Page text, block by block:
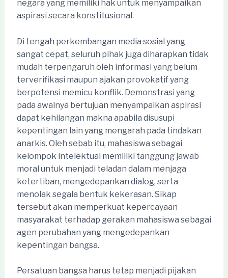
negara yang memiliki hak untuk menyampaikan
aspirasi secara konstitusional.
Di tengah perkembangan media sosial yang
sangat cepat, seluruh pihak juga diharapkan tidak
mudah terpengaruh oleh informasi yang belum
terverifikasi maupun ajakan provokatif yang
berpotensi memicu konflik. Demonstrasi yang
pada awalnya bertujuan menyampaikan aspirasi
dapat kehilangan makna apabila disusupi
kepentingan lain yang mengarah pada tindakan
anarkis. Oleh sebab itu, mahasiswa sebagai
kelompok intelektual memiliki tanggung jawab
moral untuk menjadi teladan dalam menjaga
ketertiban, mengedepankan dialog, serta
menolak segala bentuk kekerasan. Sikap
tersebut akan memperkuat kepercayaan
masyarakat terhadap gerakan mahasiswa sebagai
agen perubahan yang mengedepankan
kepentingan bangsa.
Persatuan bangsa harus tetap menjadi pijakan